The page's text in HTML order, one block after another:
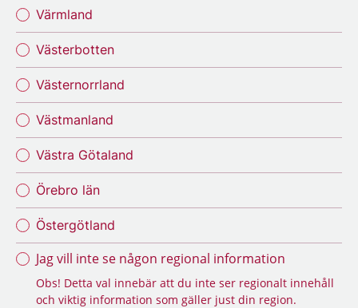
Värmland
Västerbotten
Västernorrland
Västmanland
Västra Götaland
Örebro län
Östergötland
Jag vill inte se någon regional information
Obs! Detta val innebär att du inte ser regionalt innehåll
och viktig information som gäller just din region.